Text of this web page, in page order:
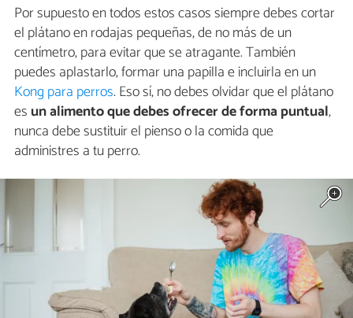
Por supuesto en todos estos casos siempre debes cortar
el plátano en rodajas pequeñas, de no más de un
centímetro, para evitar que se atragante. También
puedes aplastarlo, formar una papilla e incluirla en un
Kong para perros. Eso sí, no debes olvidar que el plátano
es un alimento que debes ofrecer de forma puntual,
nunca debe sustituir el pienso o la comida que
administres a tu perro.